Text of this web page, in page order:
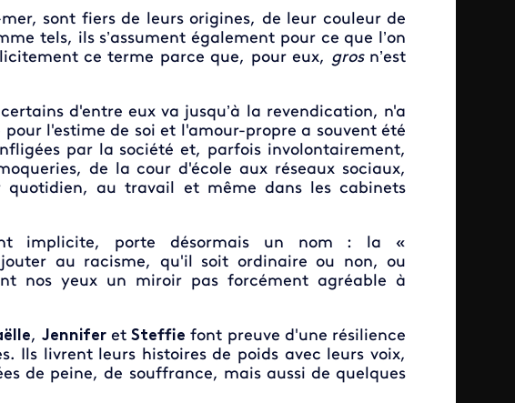
sont fiers de leurs origines, de leur couleur de
tels, ils s’assument également pour ce que l’on
ce terme parce que, pour eux, grosn’est
d'entre eux va jusqu’à la revendication, n'a
l'estime de soi et l'amour-propre a souvent été
par la société et, parfois involontairement,
de la cour d'école aux réseaux sociaux,
quotidien, au travail et même dans les cabinets
implicite, porte désormais un nom : la «
au racisme, qu'il soit ordinaire ou non, ou
nos yeux un miroir pas forcément agréable à
, JenniferetSteffie font preuve d'une résilience
Ils livrent leurs histoires de poids avec leurs voix,
de peine, de souffrance, mais aussi de quelques